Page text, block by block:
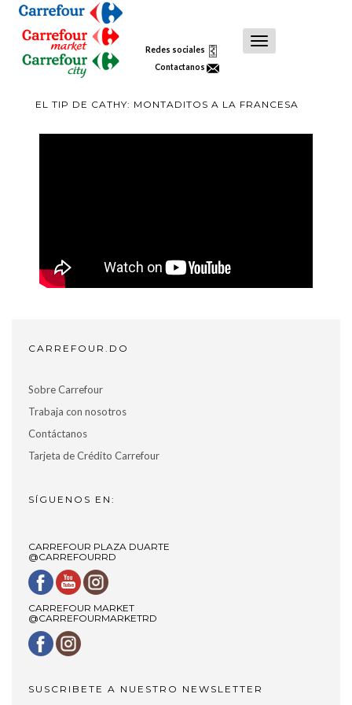
Redes sociales
Contactanos
Toggle
EL TIP DE CATHY: MONTADITOS A LA FRANCESA
CARREFOUR.DO
Sobre Carrefour
Trabaja con nosotros
Contáctanos
Tarjeta de Crédito Carrefour
SÍGUENOS EN:
CARREFOUR PLAZA DUARTE
@CARREFOURRD
CARREFOUR MARKET
@CARREFOURMARKETRD
SUSCRIBETE A NUESTRO NEWSLETTER